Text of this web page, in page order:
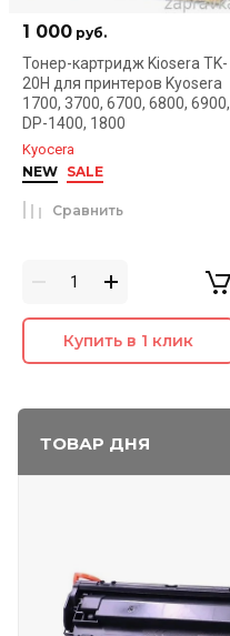
ТОВАР ДНЯ
1 000руб.
Тонер-картридж Kiosera TK-
20H для принтеров Kyosera
1700, 3700, 6700, 6800, 6900,
DP-1400, 1800
Kyocera
NEW
SALE
Сравнить
Купить в 1 клик